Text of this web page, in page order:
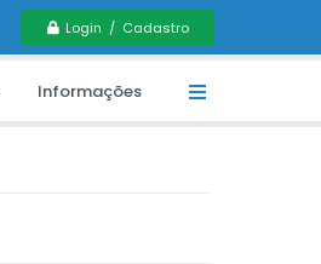
Login / Cadastro
Informações